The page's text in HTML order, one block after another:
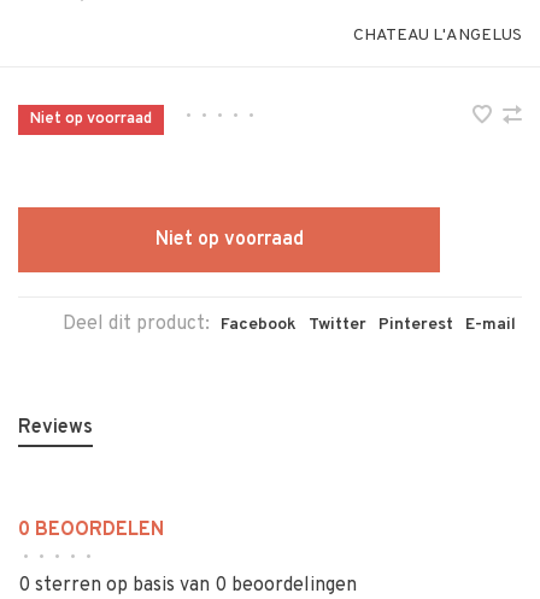
CHATEAU L'ANGELUS
Niet op voorraad • • • • •
Niet op voorraad
Deel dit product: Facebook Twitter Pinterest E-mail
Reviews
0 BEOORDELEN
• • • • •
0 sterren op basis van 0 beoordelingen